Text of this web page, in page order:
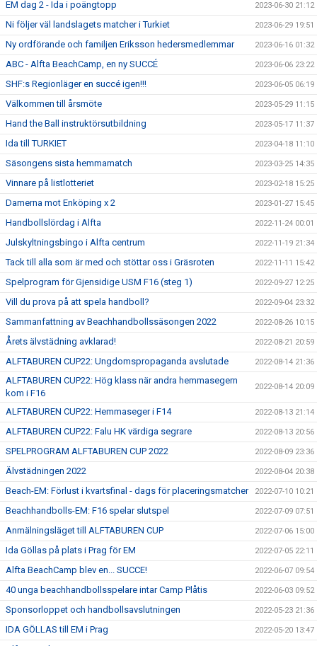
EM dag 2 - Ida i poängtopp 2023-06-30 21:12
Ni följer väl landslagets matcher i Turkiet 2023-06-29 19:51
Ny ordförande och familjen Eriksson hedersmedlemmar 2023-06-16 01:32
ABC - Alfta BeachCamp, en ny SUCCÉ 2023-06-06 23:22
SHF:s Regionläger en succé igen!!! 2023-06-05 06:19
Välkommen till årsmöte 2023-05-29 11:15
Hand the Ball instruktörsutbildning 2023-05-17 11:37
Ida till TURKIET 2023-04-18 11:10
Säsongens sista hemmamatch 2023-03-25 14:35
Vinnare på listlotteriet 2023-02-18 15:25
Damerna mot Enköping x 2 2023-01-27 15:45
Handbollslördag i Alfta 2022-11-24 00:01
Julskyltningsbingo i Alfta centrum 2022-11-19 21:34
Tack till alla som är med och stöttar oss i Gräsroten 2022-11-11 15:42
Spelprogram för Gjensidige USM F16 (steg 1) 2022-09-27 12:25
Vill du prova på att spela handboll? 2022-09-04 23:32
Sammanfattning av Beachhandbollssäsongen 2022 2022-08-26 10:15
Årets älvstädning avklarad! 2022-08-21 20:59
ALFTABUREN CUP22: Ungdomspropaganda avslutade 2022-08-14 21:36
ALFTABUREN CUP22: Hög klass när andra hemmasegern
kom i F16
2022-08-14 20:09
ALFTABUREN CUP22: Hemmaseger i F14 2022-08-13 21:14
ALFTABUREN CUP22: Falu HK värdiga segrare 2022-08-13 20:56
SPELPROGRAM ALFTABUREN CUP 2022 2022-08-09 23:36
Älvstädningen 2022 2022-08-04 20:38
Beach-EM: Förlust i kvartsfinal - dags för placeringsmatcher 2022-07-10 10:21
Beachhandbolls-EM: F16 spelar slutspel 2022-07-09 07:51
Anmälningsläget till ALFTABUREN CUP 2022-07-06 15:00
Ida Göllas på plats i Prag för EM 2022-07-05 22:11
Alfta BeachCamp blev en... SUCCE! 2022-06-07 09:54
40 unga beachhandbollsspelare intar Camp Plåtis 2022-06-03 09:52
Sponsorloppet och handbollsavslutningen 2022-05-23 21:36
IDA GÖLLAS till EM i Prag 2022-05-20 13:47